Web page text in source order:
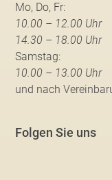
Mo, Do, Fr:
10.00 – 12.00 Uhr
14.30 – 18.00 Uhr
Samstag:
10.00 – 13.00 Uhr
und nach
Folgen Sie uns